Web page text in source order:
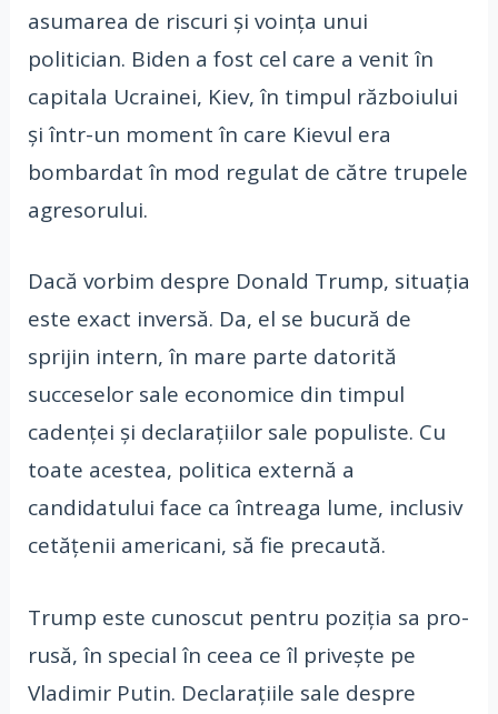
asumarea de riscuri și voința unui
politician. Biden a fost cel care a venit în
capitala Ucrainei, Kiev, în timpul războiului
și într-un moment în care Kievul era
bombardat în mod regulat de către trupele
agresorului.
Dacă vorbim despre Donald Trump, situația
este exact inversă. Da, el se bucură de
sprijin intern, în mare parte datorită
succeselor sale economice din timpul
cadenței și declarațiilor sale populiste. Cu
toate acestea, politica externă a
candidatului face ca întreaga lume, inclusiv
cetățenii americani, să fie precaută.
Trump este cunoscut pentru poziția sa pro-
rusă, în special în ceea ce îl privește pe
Vladimir Putin. Declarațiile sale despre